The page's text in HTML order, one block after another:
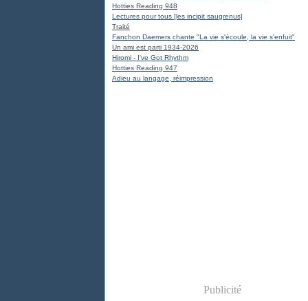
Hotties Reading 948
Lectures pour tous [les incipit saugrenus]
Traité
Fanchon Daemers chante "La vie s'écoule, la vie s'enfuit"
Un ami est parti 1934-2026
Hiromi - I've Got Rhythm
Hotties Reading 947
Adieu au langage, réimpression
Publicité